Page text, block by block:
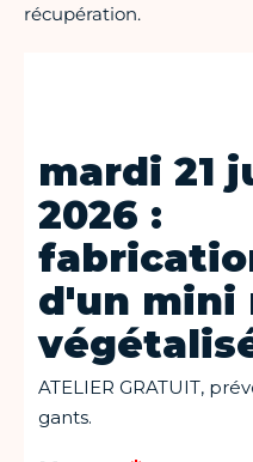
récupération.